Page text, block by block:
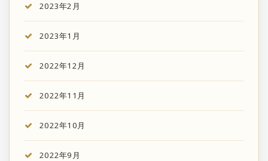
2023年2月
2023年1月
2022年12月
2022年11月
2022年10月
2022年9月